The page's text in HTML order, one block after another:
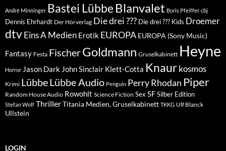
André Minninger Bastei Lübbe Blanvalet Boris Pfeiffer cbj
Dennis Ehrhardt Der Hörverlag Die drei ??? Die drei ??? Kids Droemer
dtvEins A Medien Erotik EUROPA EUROPA (Sony Music)
Fantasy Festa FischerGoldmann Gruselkabinett Heyne
Horror Jason Dark John Sinclair Klett-Cotta Knaur kosmos
Krimi LübbeLübbe Audio Penguin Perry Rhodan Piper
Random House Audio Rowohlt Science Fiction Sex SFSilber Edition
Stefan Wolf ThrillerTitania Medien, Gruselkabinett TKKG Ulf Blanck
Ullstein
LOGIN